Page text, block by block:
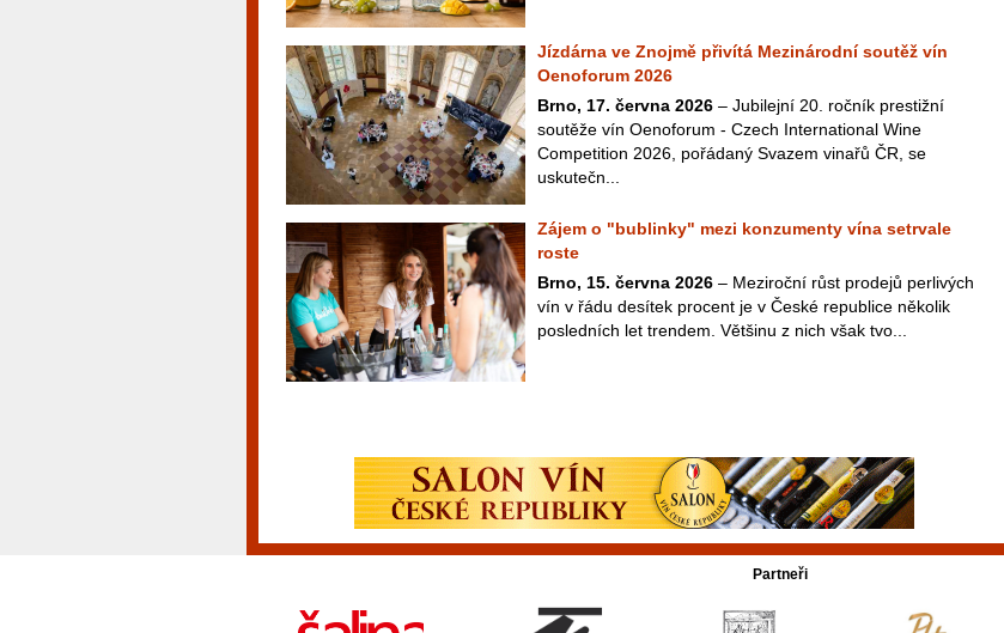
Jízdárna ve Znojmě přivítá Mezinárodní soutěž vín
Oenoforum 2026
Brno, 17. června 2026 – Jubilejní 20. ročník prestižní
soutěže vín Oenoforum - Czech International Wine
Competition 2026, pořádaný Svazem vinařů ČR, se
uskutečn...
Zájem o "bublinky" mezi konzumenty vína setrvale
roste
Brno, 15. června 2026 – Meziroční růst prodejů perlivých
vín v řádu desítek procent je v České republice několik
posledních let trendem. Většinu z nich však tvo...
Partneři